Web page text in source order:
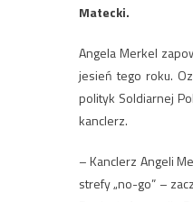
Matecki.
Angela Merkel
jesień tego roku.
polityk Soldiarnej
kanclerz.
– Kanclerz Angeli
strefy „no-go” –